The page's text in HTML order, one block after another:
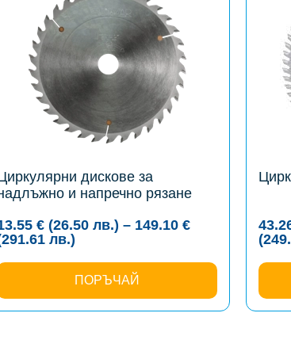
дискове за
и напречно рязане
€ (26.50 лв.) – 149.10 €
лв.)
13.55 €
(26.50
лв.)
through
ПОРЪЧАЙ
variants.
options
chosen